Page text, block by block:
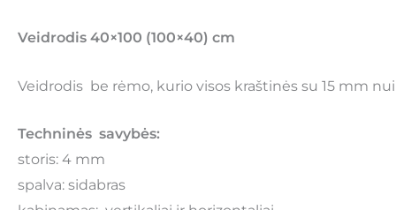
Veidrodis 40×100 (100×40) cm
Veidrodis be rėmo, kurio visos kraštinės su 15 mm
Techninės savybės:
storis: 4 mm
spalva: sidabras